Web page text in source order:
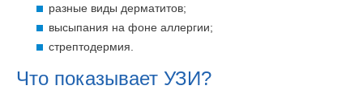
разные виды дерматитов;
высыпания на фоне аллергии;
стрептодермия.
Что показывает УЗИ?